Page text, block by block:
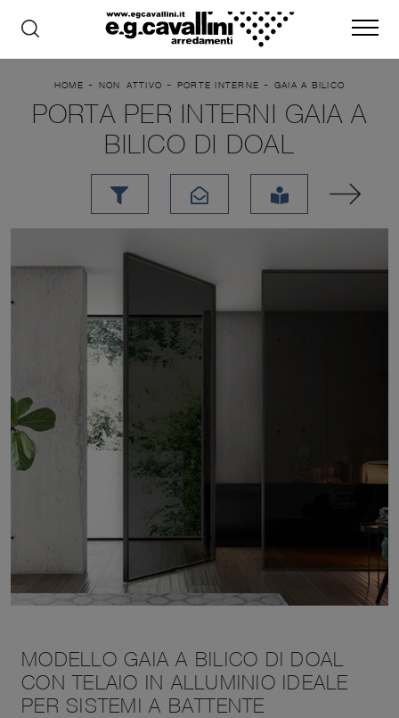
HOME - NON_ATTIVO - PORTE INTERNE - GAIA A BILICO
PORTA PER INTERNI GAIA A
BILICO DI DOAL
MODELLO GAIA A BILICO DI DOAL
CON TELAIO IN ALLUMINIO IDEALE
PER SISTEMI A BATTENTE